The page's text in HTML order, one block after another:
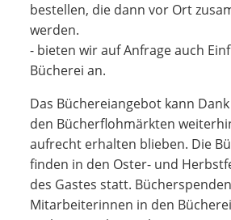
bestellen, die dann vor Ort
werden.
- bieten wir auf Anfrage auch
Bücherei an.
Das Büchereiangebot kann
den Bücherflohmärkten
aufrecht erhalten blieben. Die
finden in den Oster- und
des Gastes statt.
Mitarbeiterinnen in den